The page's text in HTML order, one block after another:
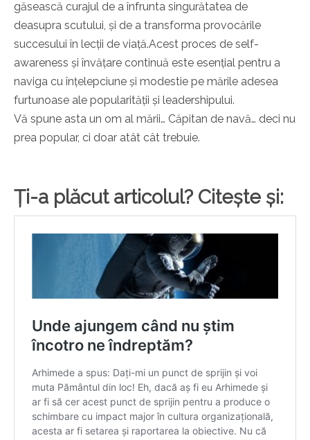
găsească curajul de a înfrunta singurătatea de
deasupra scutului, și de a transforma provocările
succesului în lecții de viață.Acest proces de self-
awareness și învățare continuă este esențial pentru a
naviga cu înțelepciune și modestie pe mările adesea
furtunoase ale popularității și leadershipului.
Vă spune asta un om al mării… Căpitan de navă… deci nu
prea popular, ci doar atât cât trebuie.
Ți-a plăcut articolul? Citește și: